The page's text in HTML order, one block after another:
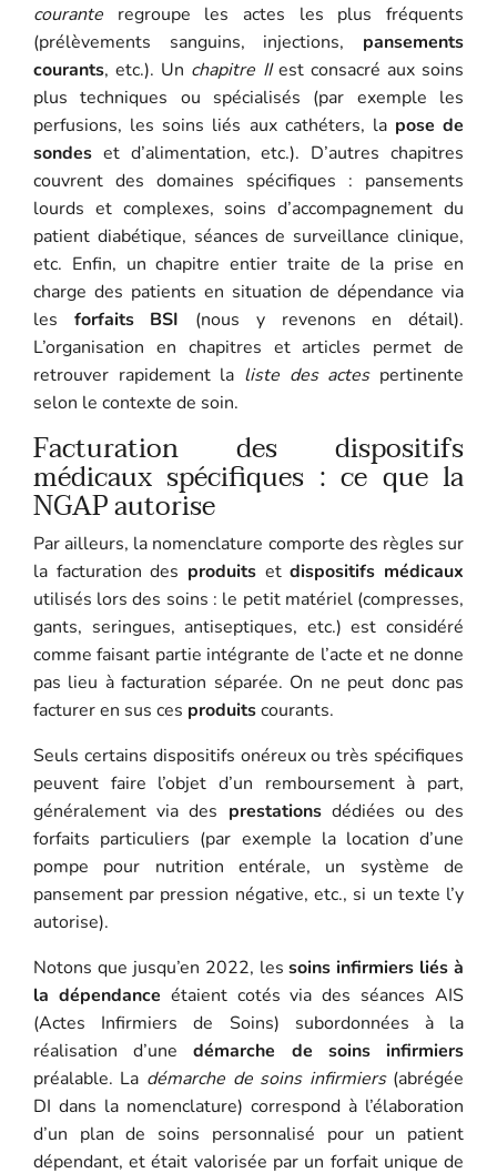
couranteregroupe les actes les plus fréquents
(prélèvements sanguins, injections, pansements
courants, etc.). Un chapitre IIest consacré aux soins
plus techniques ou spécialisés (par exemple les
perfusions, les soins liés aux cathéters, la pose de
sondeset d’alimentation, etc.). D’autres chapitres
couvrent des domaines spécifiques : pansements
lourds et complexes, soins d’accompagnement du
patient diabétique, séances de surveillance clinique,
etc. Enfin, un chapitre entier traite de la prise en
charge des patients en situation de dépendance via
les forfaits BSI (nous y revenons en détail).
L’organisation en chapitres et articles permet de
retrouver rapidement la liste des actespertinente
selon le contexte de soin.
Facturation des dispositifs
médicaux spécifiques : ce que la
NGAP autorise
Par ailleurs, la nomenclature comporte des règles sur
la facturation des produits etdispositifs médicaux
utilisés lors des soins : le petit matériel (compresses,
gants, seringues, antiseptiques, etc.) est considéré
comme faisant partie intégrante de l’acte et ne donne
pas lieu à facturation séparée. On ne peut donc pas
facturer en sus ces produitscourants.
Seuls certains dispositifs onéreux ou très spécifiques
peuvent faire l’objet d’un remboursement à part,
généralement via des prestations dédiées ou des
forfaits particuliers (par exemple la location d’une
pompe pour nutrition entérale, un système de
pansement par pression négative, etc., si un texte l’y
autorise).
Notons que jusqu’en 2022, lessoins infirmiers liés à
la dépendance étaient cotés via des séances AIS
(Actes Infirmiers de Soins) subordonnées à la
réalisation d’unedémarche de soins infirmiers
préalable. La démarche de soins infirmiers (abrégée
DI dans la nomenclature) correspond à l’élaboration
d’un plan de soins personnalisé pour un patient
dépendant, et était valorisée par un forfait unique de